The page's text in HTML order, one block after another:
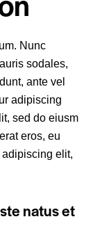
Nunc
sodales,
ante vel
adipiscing
sed do eiusm
eros, eu
elit,
natus et